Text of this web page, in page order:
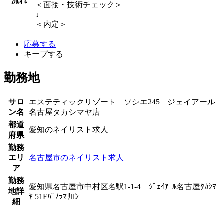
＜面接・技術チェック＞
↓
＜内定＞
応募する
キープする
勤務地
サロ
ン名
エステティックリゾート ソシエ245 ジェイアール
名古屋タカシマヤ店
都道
府県
愛知のネイリスト求人
勤務
エリ
ア
名古屋市のネイリスト求人
勤務
地詳
細
愛知県名古屋市中村区名駅1-1-4 ｼﾞｪｲｱｰﾙ名古屋ﾀｶｼﾏ
ﾔ 51Fﾊﾟﾉﾗﾏｻﾛﾝ